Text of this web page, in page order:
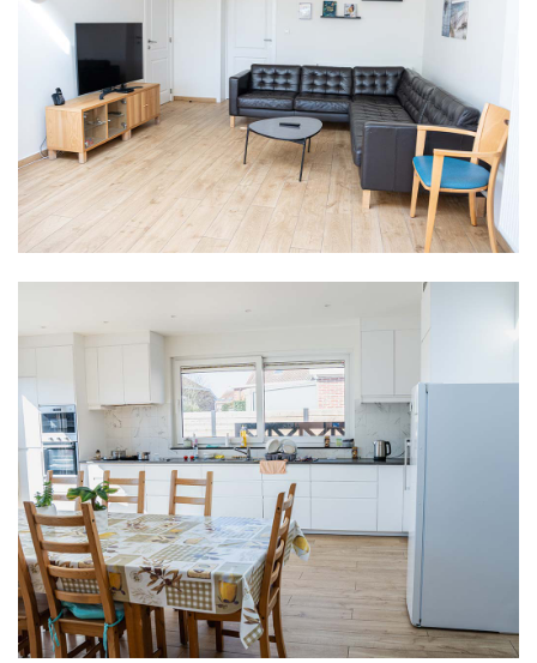
Vacatures
Stages
Vrijwilligerswerking
Medewerkersbeleid
In
de
kijker
Praktisch
Aanmelden
Woonvormen
C.A.P.R
Contact
Bereikbaarheid
Brochures